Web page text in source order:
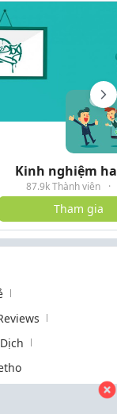
Kinh nghiệm
87.9k Thành viên ·
Tham gia